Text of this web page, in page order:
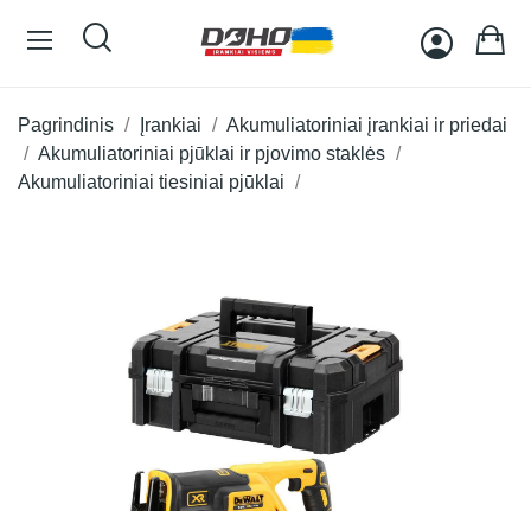
Pagrindinis Įrankiai
Akumuliatoriniai įrankiai ir priedai
Akumuliatoriniai pjūklai ir pjovimo staklės
Akumuliatoriniai tiesiniai pjūklai